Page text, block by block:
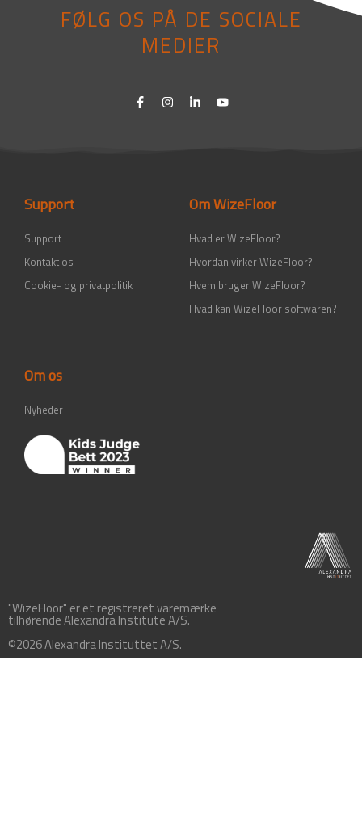
FØLG OS PÅ DE SOCIALE
MEDIER
F
a
I
n
L
i
-
i
Y
o
Support
Support
Kontakt os
Cookie- og privatpolitik
Om WizeFloor
Hvad er WizeFloor?
Hvordan virker WizeFloor?
Hvem bruger WizeFloor?
Hvad kan WizeFloor softwaren?
Om os
Nyheder
"WizeFloor" er et registreret varemærke
tilhørende Alexandra Institute A/S.
©2026 Alexandra Instituttet A/S.